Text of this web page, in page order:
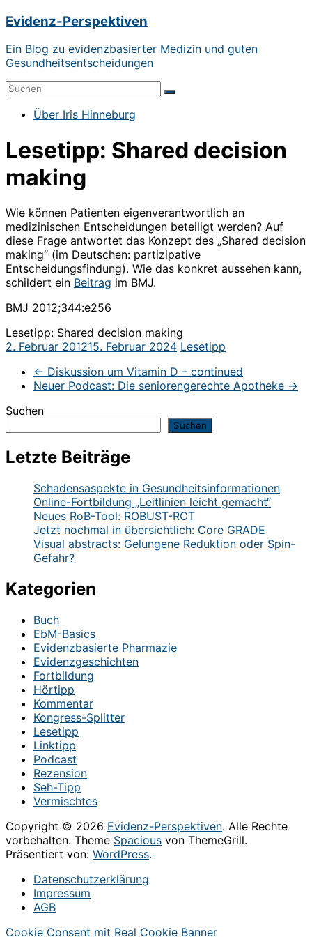
Zum
springen
Evidenz-Perspektiven
Ein Blog zu evidenzbasierter Medizin und guten
Gesundheitsentscheidungen
Menü Über Iris Hinneburg
Lesetipp: Shared decision
making
Wie können Patienten eigenverantwortlich an
medizinischen Entscheidungen beteiligt werden? Auf
diese Frage antwortet das Konzept des „Shared decision
making“ (im Deutschen: partizipative
Entscheidungsfindung). Wie das konkret aussehen kann,
schildert ein Beitrag im BMJ.
BMJ 2012;344:e256
Lesetipp: Shared decision making
2. Februar 201215. Februar 2024 Lesetipp
← Diskussion um Vitamin D – continued
Neuer Podcast: Die seniorengerechte Apotheke →
Suchen
Suchen
Letzte Beiträge
Schadensaspekte in Gesundheitsinformationen
Online-Fortbildung „Leitlinien leicht gemacht“
Neues RoB-Tool: ROBUST-RCT
Jetzt nochmal in übersichtlich: Core GRADE
Visual abstracts: Gelungene Reduktion oder Spin-
Gefahr?
Kategorien
Buch
EbM-Basics
Evidenzbasierte Pharmazie
Evidenzgeschichten
Fortbildung
Hörtipp
Kommentar
Kongress-Splitter
Lesetipp
Linktipp
Podcast
Rezension
Seh-Tipp
Vermischtes
Copyright © 2026 Evidenz-Perspektiven. Alle Rechte
vorbehalten. Theme Spacious von ThemeGrill.
Präsentiert von: WordPress.
Datenschutzerklärung
Impressum
AGB
Cookie Consent mit Real Cookie Banner